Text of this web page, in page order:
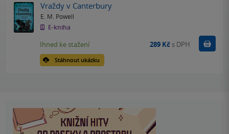
Vraždy v Canterbury
E. M. Powell
E-kniha
Stáhnout ukázku
Ihned ke stažení 289 Kč s DPH Koupit